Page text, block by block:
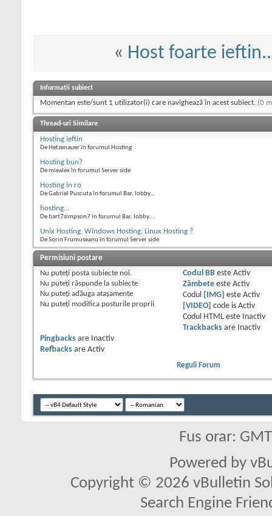
« Host foarte
Informații subiect
Momentan este/sunt 1 utilizator(i) care navighează în acest subiect. (0
Thread-uri Similare
Hosting ieftin
De Hetzenauer în forumul Hosting
Hosting bun?
De miealex în forumul Server side
Hosting in ro
De Gabriel Puscuta în forumul Bar, lobby...
hosting...
De bart7simpson7 în forumul Bar, lobby...
Unix Hosting, Windows Hosting, Linux Hosting ?
De Sorin Frumuseanu în forumul Server side
Permisiuni postare
Nu puteţi posta subiecte noi.
Nu puteţi răspunde la subiecte
Nu puteţi adăuga ataşamente
Nu puteţi modifica posturile proprii
Codul BBeste Activ
Zâmbeteeste Activ
Codul
[IMG] este Activ
[VIDEO] code is Activ
Codul HTML este
Inactiv
Trackbacksare
Inactiv
Pingbacks are
Inactiv
Refbacks are Activ
Reguli Forum
Fus orar:
Powered by
Copyright © 2026 vBulletin
Search Engine